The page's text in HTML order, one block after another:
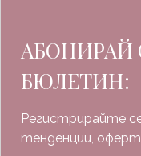
АБОНИРАЙ
БЮЛЕТИН:
Регистрирайте
тенденции,